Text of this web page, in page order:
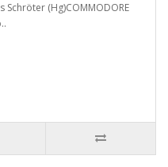
(Hg)COMMODORE